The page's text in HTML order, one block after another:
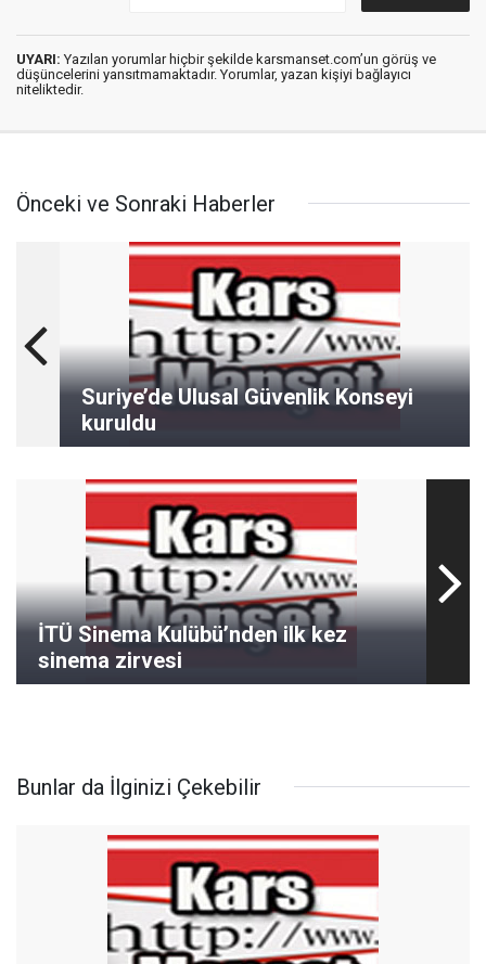
UYARI: Yazılan yorumlar hiçbir şekilde karsmanset.com’un görüş ve
düşüncelerini yansıtmamaktadır. Yorumlar, yazan kişiyi bağlayıcı
niteliktedir.
Önceki ve Sonraki Haberler
Suriye’de Ulusal Güvenlik Konseyi
kuruldu
İTÜ Sinema Kulübü’nden ilk kez
sinema zirvesi
Bunlar da İlginizi Çekebilir